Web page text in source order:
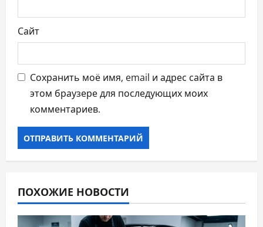
Сайт
Сохранить моё имя, email и адрес сайта в
этом браузере для последующих моих
комментариев.
ПОХОЖИЕ НОВОСТИ